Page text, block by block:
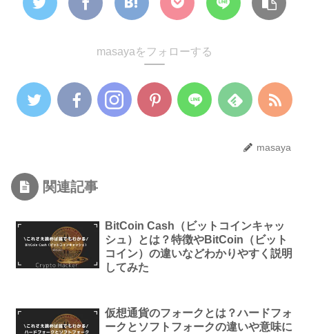
masayaをフォローする
masaya
関連記事
BitCoin Cash（ビットコインキャッ
シュ）とは？特徴やBitCoin（ビット
コイン）の違いなどわかりやすく説明
してみた
仮想通貨のフォークとは？ハードフォ
ークとソフトフォークの違いや意味に